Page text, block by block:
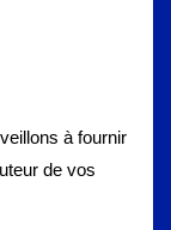
à fournir
de vos